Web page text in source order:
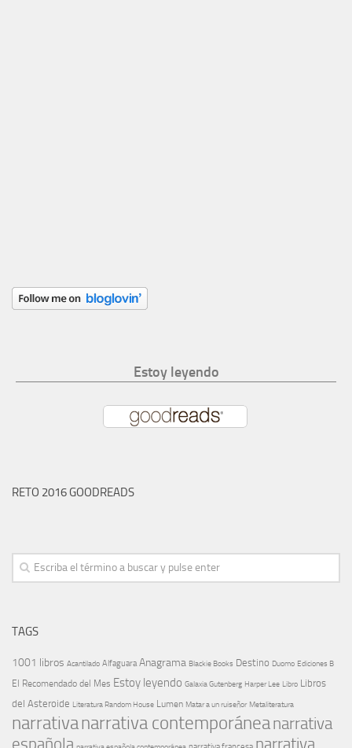
Estoy leyendo
RETO 2016 GOODREADS
TAGS
1001 libros Acantilado Alfaguara Anagrama Blackie Books Destino Duomo Ediciones B
El Recomendado del Mes Estoy leyendo Galaxia Gutenberg Harper Lee Libro Libros
del Asteroide Literatura Random House Lumen Matar a un ruiseñor Metaliteratura
narrativanarrativa contemporáneanarrativa
española
narrativa